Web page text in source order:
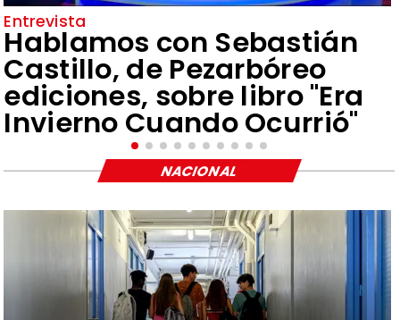
Entrevista
Hablamos con Sebastián
Castillo, de Pezarbóreo
ediciones, sobre libro "Era
Invierno Cuando Ocurrió"
NACIONAL